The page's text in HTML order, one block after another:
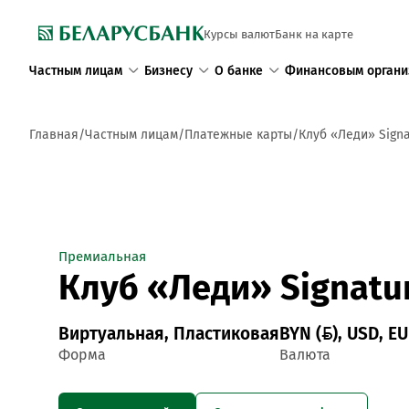
Курсы валютБанк на карте
Частным лицам Бизнесу О банке Финансовым
Главная Частным лицам Платежные карты Клуб «Леди»
Премиальная
Клуб «Леди»
Виртуальная, Пластиковая
Форма
BYN (), USD,
Валюта